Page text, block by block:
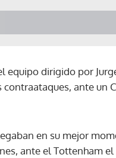
equipo dirigido por
ante un
en su mejor
ante el Tottenham el